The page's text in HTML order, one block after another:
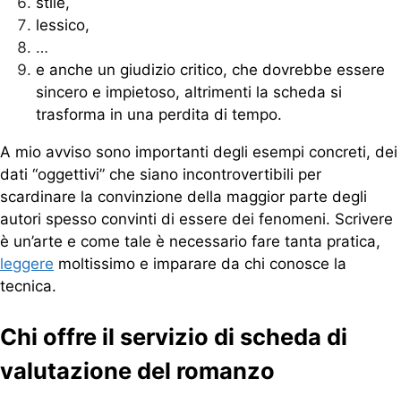
lessico,
…
e anche un giudizio critico, che dovrebbe essere
sincero e impietoso, altrimenti la scheda si
trasforma in una perdita di tempo.
A mio avviso sono importanti degli esempi concreti, dei
dati “oggettivi” che siano incontrovertibili per
scardinare la convinzione della maggior parte degli
autori spesso convinti di essere dei fenomeni. Scrivere
è un’arte e come tale è necessario fare tanta pratica,
leggere moltissimo e imparare da chi conosce la
tecnica.
Chi offre il servizio di scheda di
valutazione del romanzo